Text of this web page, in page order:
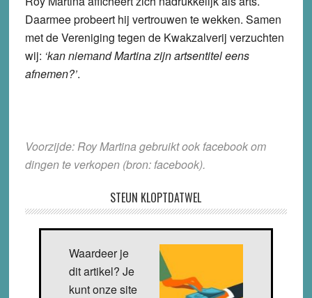
Daarmee probeert hij vertrouwen te wekken. Samen
met de Vereniging tegen de Kwakzalverij verzuchten
wij: ‘kan niemand Martina zijn artsentitel eens
afnemen?’.
Voorzijde: Roy Martina gebruikt ook facebook om
dingen te verkopen (bron: facebook).
STEUN KLOPTDATWEL
Waardeer je
dit artikel? Je
kunt onze site